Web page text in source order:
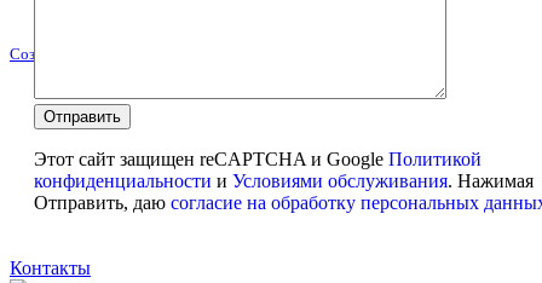
Этот сайт защищен reCAPTCHA и Google Политикой
конфиденциальности и Условиями обслуживания. Нажимая
Отправить, даю согласие на обработку персональных
Контакты
Создание сайта